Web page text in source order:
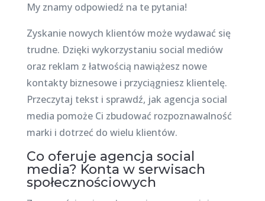
My znamy odpowiedź na te pytania!
Zyskanie nowych klientów może wydawać się
trudne. Dzięki wykorzystaniu social mediów
oraz reklam z łatwością nawiążesz nowe
kontakty biznesowe i przyciągniesz klientelę.
Przeczytaj tekst i sprawdź, jak agencja social
media pomoże Ci zbudować rozpoznawalność
marki i dotrzeć do wielu klientów.
Co oferuje agencja social
media? Konta w serwisach
społecznościowych